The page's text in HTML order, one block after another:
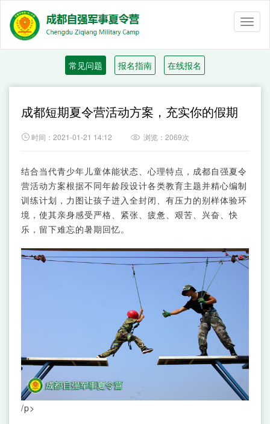
常见问题 报名指南 在线报名
成都短期夏令营活动方案，充实你的假期
 时间：2021-01-21 14:12  浏览：2069次
结合当代青少年儿童体能状态、心理特点，成都自强夏令
营活动方案根据不同年龄段设计各类教育主题并精心编制
训练计划，力图让孩子进入全封闭、有压力的别样体验环
境，使其亲身感受严格、紧张、疲惫、艰苦、兴奋、快
乐，留下难忘的暑期回忆。
/p>